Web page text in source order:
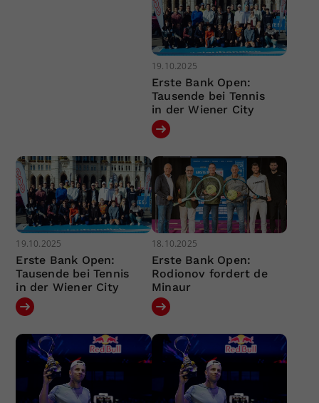
19.10.2025
Erste Bank Open:
Tausende bei Tennis
in der Wiener City
19.10.2025
Erste Bank Open:
Tausende bei Tennis
in der Wiener City
18.10.2025
Erste Bank Open:
Rodionov fordert de
Minaur